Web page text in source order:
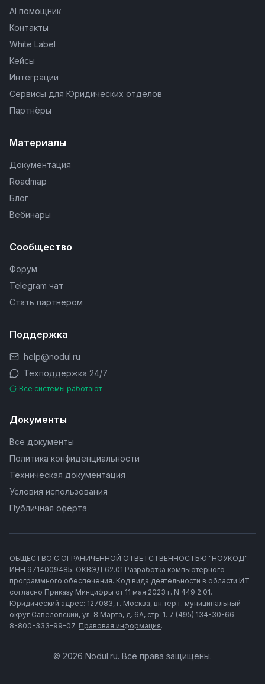
AI помощник
Контакты
White Label
Кейсы
Интеграции
Сервисы для Юридических отделов
Партнёры
Материалы
Документация
Roadmap
Блог
Вебинары
Сообщество
Форум
Telegram чат
Стать партнером
Поддержка
help@nodul.ru
Техподдержка 24/7
Все системы работают
Документы
Все документы
Политика конфиденциальности
Техническая документация
Условия использования
Публичная оферта
ОБЩЕСТВО С ОГРАНИЧЕННОЙ ОТВЕТСТВЕННОСТЬЮ "НОУКОД".
ИНН 9714009485. ОКВЭД 62.01 Разработка компьютерного
программного обеспечения. Код вида деятельности в области ИТ
согласно Приказу Минцифры от 11 мая 2023 г. N 449 2.01.
Юридический адрес: 127083, г. Москва, вн.тер.г. муниципальный
округ Савеловский, ул. 8 Марта, д. 6А, стр. 1. 7 (495) 134-30-66.
8-800-333-99-07. Правовая информация.
© 2026 Nodul.ru. Все права защищены.